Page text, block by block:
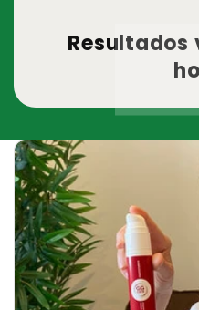
Resultados